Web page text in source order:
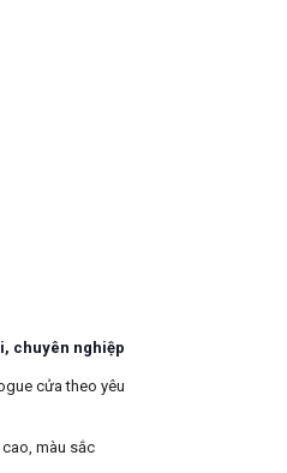
chuyên nghiệp
cửa theo yêu
màu sắc